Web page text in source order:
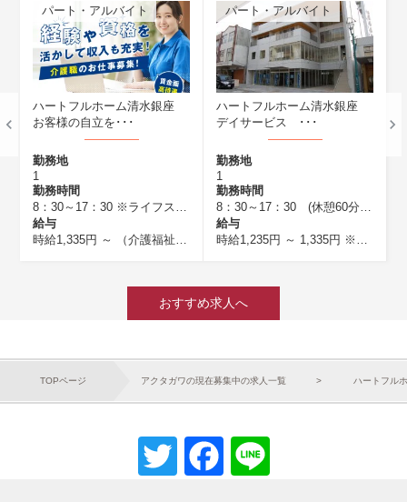
方は時給100円UP ※処遇改善手当等(一律)を含む
※処遇改善手当等(一律)を含む ※交代勤務を実施した場合
※介護福祉士 ※日祝は時給50円UP ※処遇改善手当等(一律)を含む
時給1,215円 ～（介護職
パート・アルバイト
ハートフルホーム清水銀座
デイサービス ･･･
勤務地
勤務時間
給与
時給1,235円 ～ 1,335円※介護福祉士
パート・アルバイト
ハートフルホーム御門台 グ
ループホーム ･･･
勤務地
勤務時間
8：30～17：30 ※応相談
給与
時給1,400円 ～ ※能力・経験により優遇
おすすめ求人へ
TOPページ アクタガワの現在募集中の求人一覧 ハートフル
TwitterFacebook